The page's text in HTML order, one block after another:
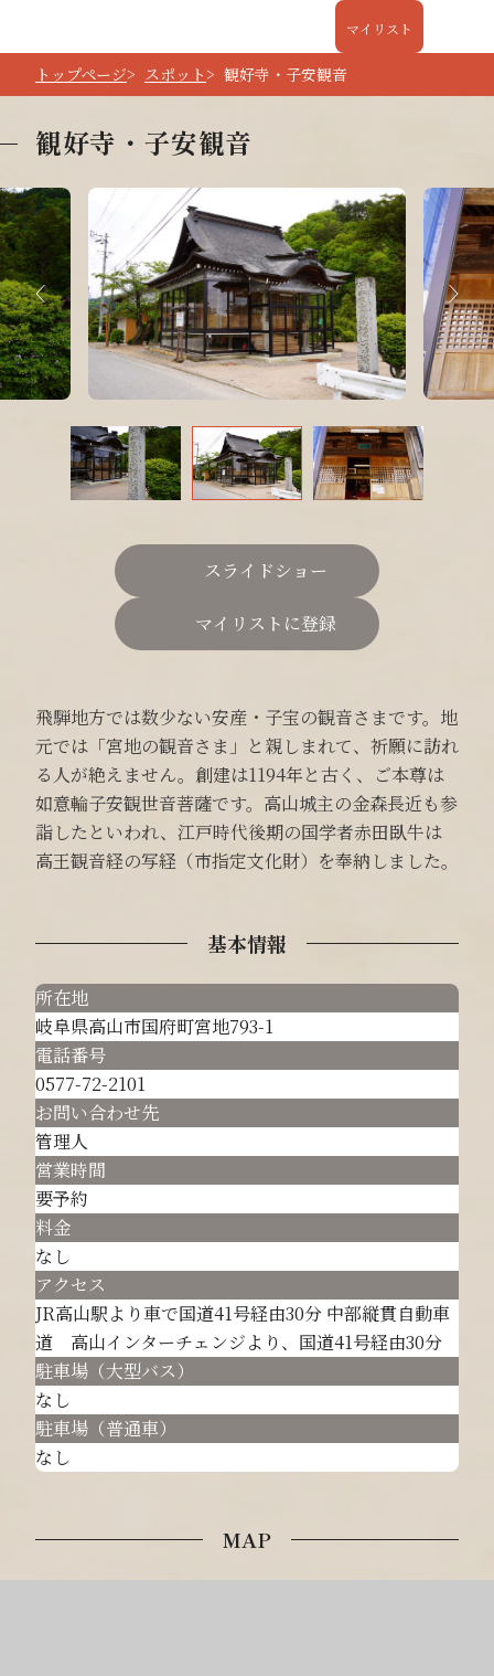
マイリスト
トップページ スポット 観好寺・子安観音
観好寺・子安観音
飛騨地方では数少ない安産・子宝の観音さまです。地
元では「宮地の観音さま」と親しまれて、祈願に訪れ
る人が絶えません。創建は1194年と古く、ご本尊は
如意輪子安観世音菩薩です。高山城主の金森長近も参
詣したといわれ、江戸時代後期の国学者赤田臥牛は
高王観音経の写経（市指定文化財）を奉納しました。
スライドショー
マイリストに登録
基本情報
所在地
岐阜県高山市国府町宮地793-1
電話番号
0577-72-2101
お問い合わせ先
管理人
営業時間
要予約
料金
なし
アクセス
JR高山駅より車で国道41号経由30分 中部縦貫自動車
道 高山インターチェンジより、国道41号経由30分
駐車場（大型バス）
なし
駐車場（普通車）
なし
MAP